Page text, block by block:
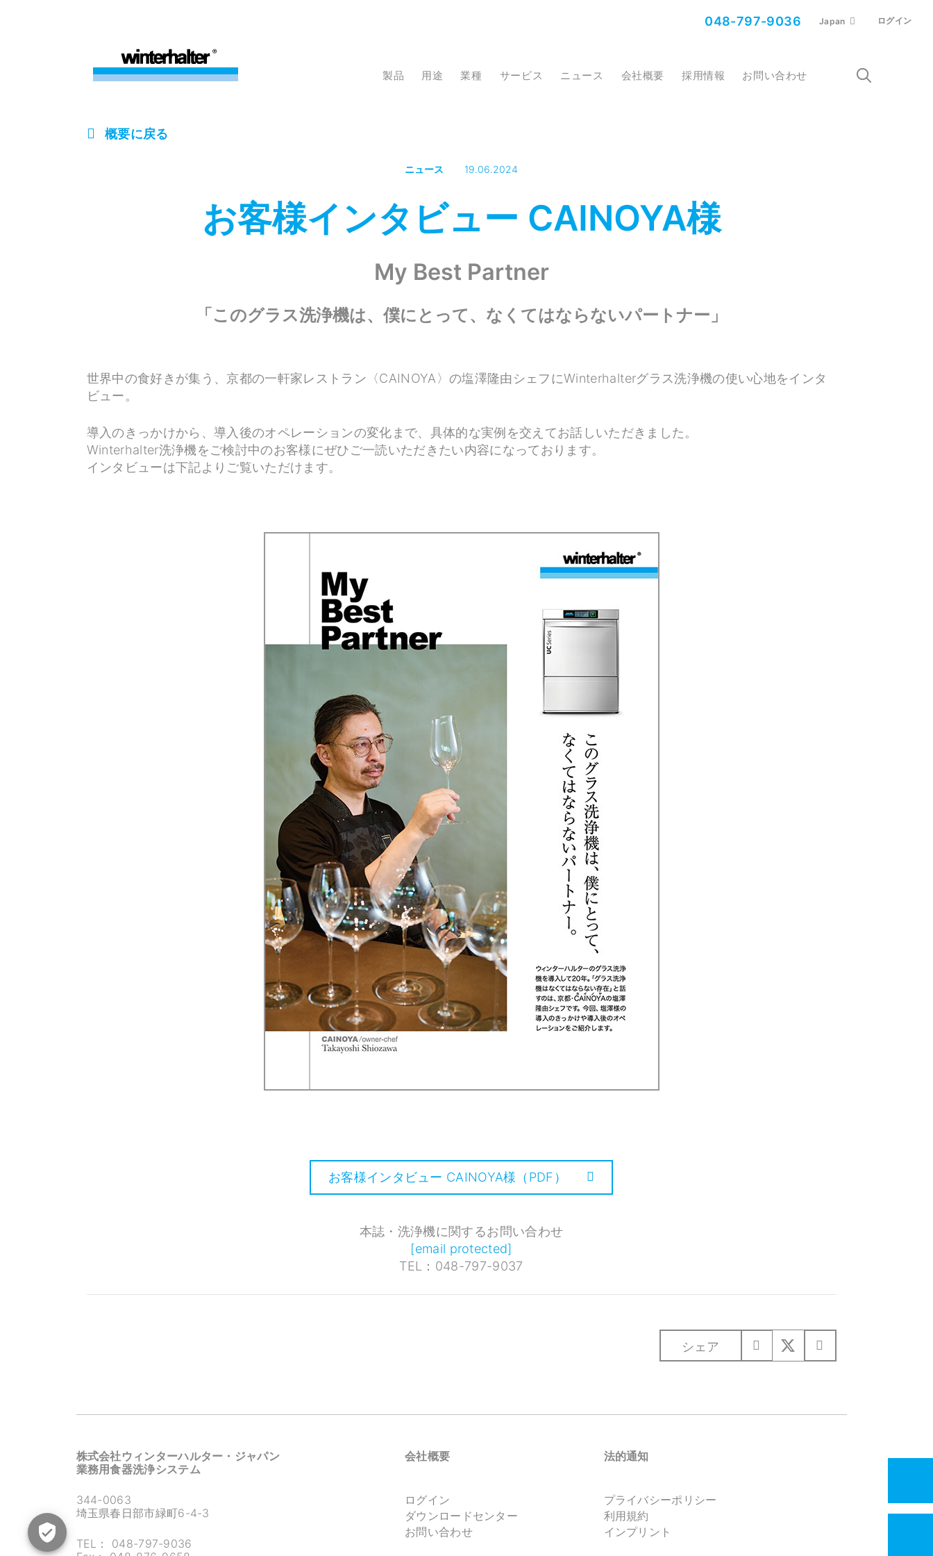
048-797-9036 Japan ログイン
製品 用途 業種 サービス ニュース 会社概要 採用情報 お問い合わせ
概要に戻る
ニュース 19.06.2024
お客様インタビュー CAINOYA様
My Best Partner
「このグラス洗浄機は、僕にとって、なくてはならないパートナー」
世界中の食好きが集う、京都の一軒家レストラン〈CAINOYA〉の塩澤隆由シェフにWinterhalterグラス洗浄機の使い心地をインタ
ビュー。
導入のきっかけから、導入後のオペレーションの変化まで、具体的な実例を交えてお話しいただきました。
Winterhalter洗浄機をご検討中のお客様にぜひご一読いただきたい内容になっております。
インタビューは下記よりご覧いただけます。
お客様インタビュー CAINOYA様（PDF）
本誌・洗浄機に関するお問い合わせ
[email protected]
TEL：048-797-9037
シェア
株式会社ウィンターハルター・ジャパン
業務用食器洗浄システム
344-0063
埼玉県春日部市緑町6-4-3
TEL： 048-797-9036
会社概要
ログイン
ダウンロードセンター
お問い合わせ
法的通知
プライバシーポリシー
利用規約
インプリント